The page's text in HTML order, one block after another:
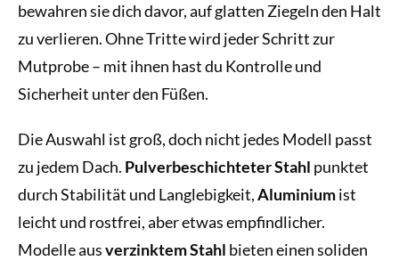
bewahren sie dich davor, auf glatten Ziegeln den Halt
zu verlieren. Ohne Tritte wird jeder Schritt zur
Mutprobe – mit ihnen hast du Kontrolle und
Sicherheit unter den Füßen.
Die Auswahl ist groß, doch nicht jedes Modell passt
zu jedem Dach. Pulverbeschichteter Stahl punktet
durch Stabilität und Langlebigkeit,Aluminiumist
leicht und rostfrei, aber etwas empfindlicher.
Modelle ausverzinktem Stahl bieten einen soliden